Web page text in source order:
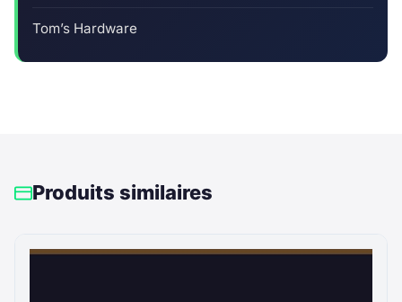
Tom’s Hardware
Produits similaires